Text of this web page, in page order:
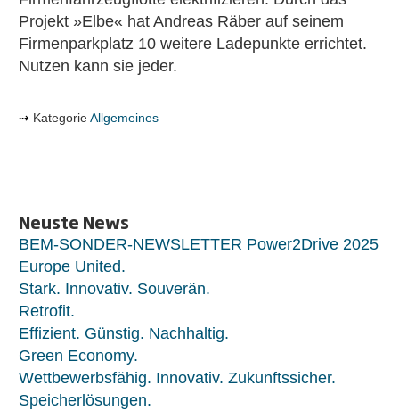
Projekt »Elbe« hat Andreas Räber auf seinem
Firmenparkplatz 10 weitere Ladepunkte errichtet.
Nutzen kann sie jeder.
KategorieAllgemeines
Neuste News
BEM-SONDER-NEWSLETTER Power2Drive 2025
Europe United.
Stark. Innovativ. Souverän.
Retrofit.
Effizient. Günstig. Nachhaltig.
Green Economy.
Wettbewerbsfähig. Innovativ. Zukunftssicher.
Speicherlösungen.